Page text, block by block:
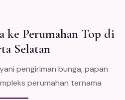
ke Perumahan Top di
Selatan
pengiriman bunga, papan
perumahan ternama